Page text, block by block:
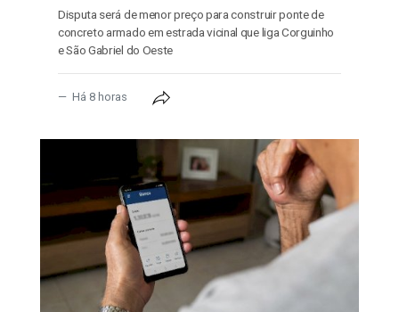
Disputa será de menor preço para construir ponte de
concreto armado em estrada vicinal que liga Corguinho
e São Gabriel do Oeste
Há 8 horas